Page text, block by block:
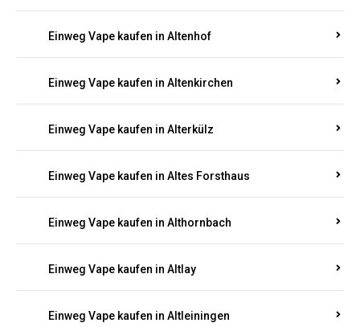
Einweg Vape kaufen in Altenhof
Einweg Vape kaufen in Altenkirchen
Einweg Vape kaufen in Alterkülz
Einweg Vape kaufen in Altes Forsthaus
Einweg Vape kaufen in Althornbach
Einweg Vape kaufen in Altlay
Einweg Vape kaufen in Altleiningen